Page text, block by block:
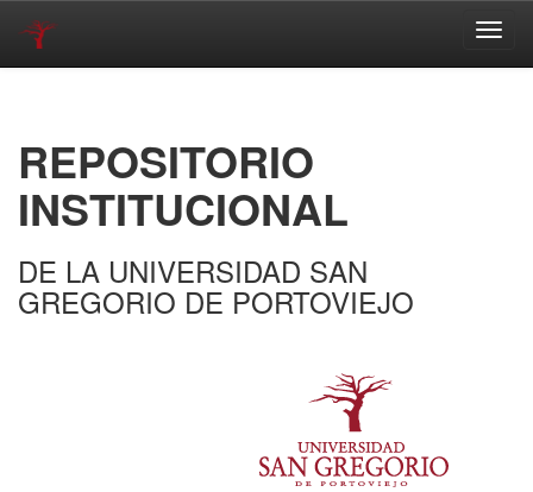
REPOSITORIO
INSTITUCIONAL
DE LA UNIVERSIDAD SAN
GREGORIO DE PORTOVIEJO